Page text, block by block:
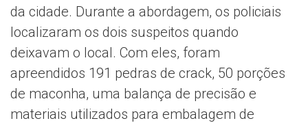
da cidade. Durante a abordagem, os policiais
localizaram os dois suspeitos quando
deixavam o local. Com eles, foram
apreendidos 191 pedras de crack, 50 porções
de maconha, uma balança de precisão e
materiais utilizados para embalagem de